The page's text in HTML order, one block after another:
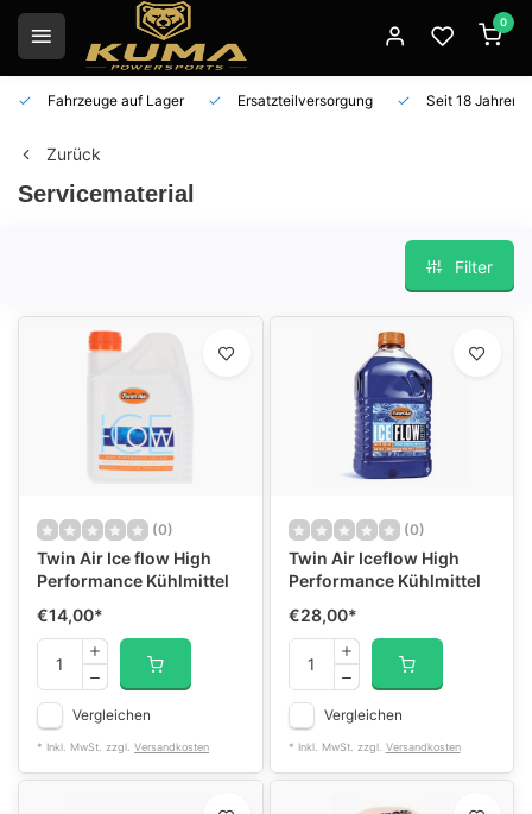
0
Fahrzeuge auf Lager Ersatzteilversorgung Seit 18 Jahren
Zurück
Servicematerial
Filter
(0)
Twin Air Ice flow High
Performance Kühlmittel
€14,00*
Vergleichen
* Inkl. MwSt. zzgl. Versandkosten
(0)
Twin Air Iceflow High
Performance Kühlmittel
€28,00*
Vergleichen
* Inkl. MwSt. zzgl. Versandkosten